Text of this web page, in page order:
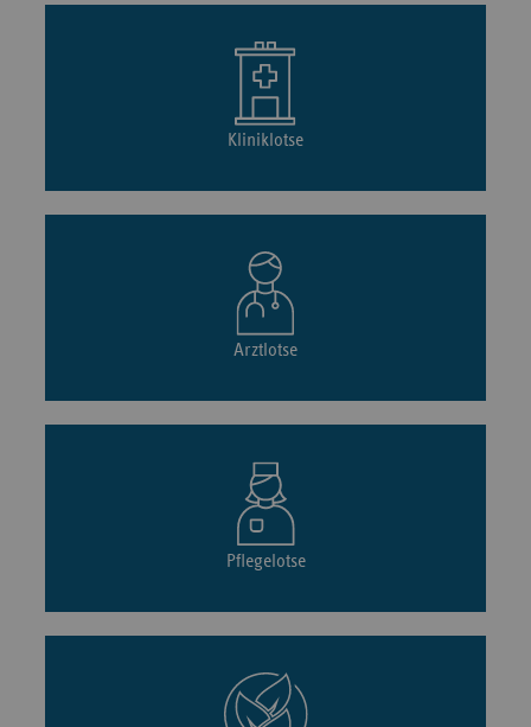
Kliniklotse
Arztlotse
Pflegelotse